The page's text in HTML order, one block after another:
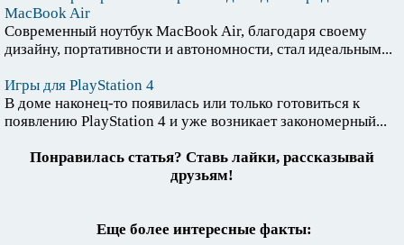
MacBook Air
Современный ноутбук MacBook Air, благодаря своему
дизайну, портативности и автономности, стал идеальным...
Игры для PlayStation 4
В доме наконец-то появилась или только готовиться к
появлению PlayStation 4 и уже возникает закономерный...
Понравилась статья? Ставь лайки, рассказывай
друзьям!
Еще более интересные факты: